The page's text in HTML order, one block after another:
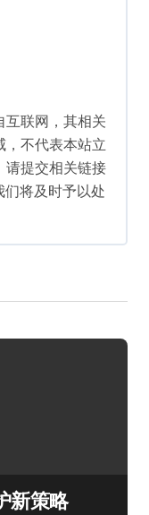
互联网，其相关
，不代表本站立
请提交相关链接
将及时予以处
新策略